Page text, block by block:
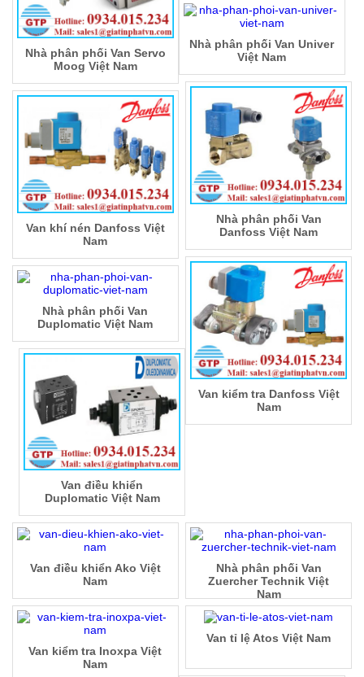
Nhà phân phối Van Servo
Moog Việt Nam
Nhà phân phối Van Univer
Việt Nam
Nhà phân phối Van
Danfoss Việt Nam
Van khí nén Danfoss Việt
Nam
Van kiểm tra Danfoss Việt
Nam
Nhà phân phối Van
Duplomatic Việt Nam
Van điều khiển
Duplomatic Việt Nam
Van điều khiển Ako Việt
Nam
Nhà phân phối Van
Zuercher Technik Việt
Nam
Van kiểm tra Inoxpa Việt
Nam
Van tỉ lệ Atos Việt Nam